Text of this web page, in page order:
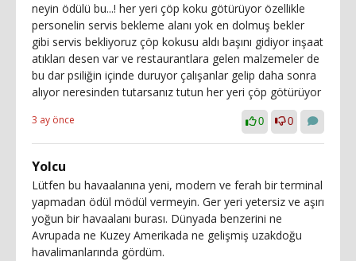
neyin ödülü bu...! her yeri çöp koku götürüyor özellikle
personelin servis bekleme alanı yok en dolmuş bekler
gibi servis bekliyoruz çöp kokusu aldı başını gidiyor inşaat
atıkları desen var ve restaurantlara gelen malzemeler de
bu dar psiliğin içinde duruyor çalışanlar gelip daha sonra
alıyor neresinden tutarsanız tutun her yeri çöp götürüyor
3 ay önce 0 0
Yolcu
Lütfen bu havaalanına yeni, modern ve ferah bir terminal
yapmadan ödül mödül vermeyin. Ger yeri yetersiz ve aşırı
yoğun bir havaalanı burası. Dünyada benzerini ne
Avrupada ne Kuzey Amerikada ne gelişmiş uzakdoğu
havalimanlarında gördüm.